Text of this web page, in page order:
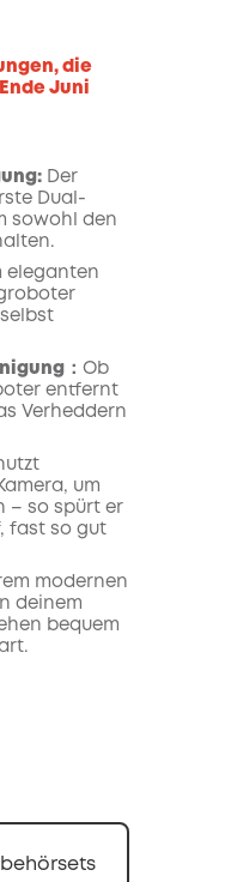
die
Juni
Der
Dual-
sowohl den
eleganten
： Ob
entfernt
Verheddern
um
– so spürt er
fast so gut
modernen
deinem
bequem